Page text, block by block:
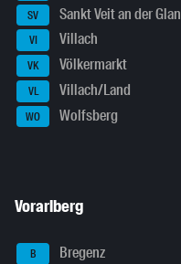
SV Sankt Veit an der Glan
VI Villach
VK Völkermarkt
VL Villach/Land
WO Wolfsberg
Vorarlberg
B Bregenz